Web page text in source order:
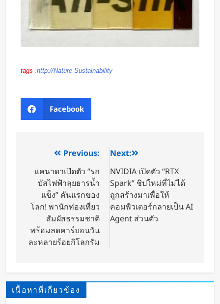
tags :http://Nature Sustainability
Facebook
Previous:
แคนาดาเปิดตัว “รถ
บัสไฟฟ้าลุยธารน้ำ
แข็ง” คันแรกของ
โลก! พานักท่องเที่ยว
สัมผัสธรรมชาติ
พร้อมลดคาร์บอนวัน
ละหลายร้อยกิโลกรัม
Next:
NVIDIA เปิดตัว “RTX
Spark” ชิปใหม่ที่ไม่ได้
ถูกสร้างมาเพื่อให้
คอมพิวเตอร์กลายเป็น AI
Agent ส่วนตัว
เนื้อหาที่เกี่ยวข้อง